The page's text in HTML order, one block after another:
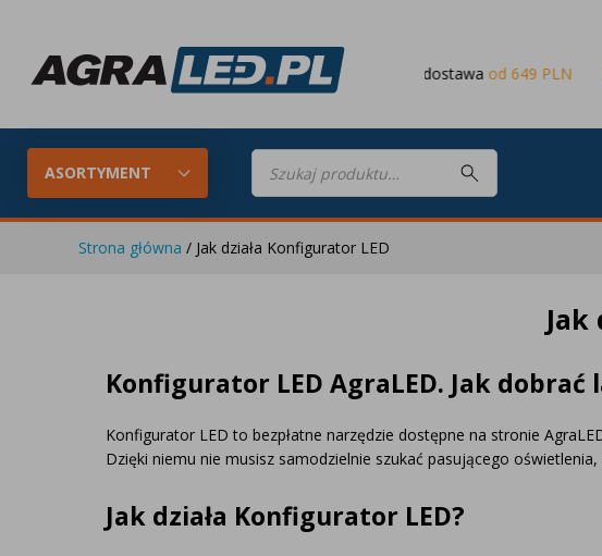
Darmowa dostawaod 649 PLN
ASORTYMENT
Wyszukiwarka
produktów
Lampy robocze LED
Lampy tylne LED Lampy przednie LED
Lampy ostrzegawcze
Lampy obrysowe i
pozycyjne LED
Strona główna / Jak działa Konfigurator LED
Jak
Konfigurator LED AgraLED. Jak
Konfigurator LED to bezpłatne narzędzie dostępne na stronie
Dzięki niemu nie musisz samodzielnie szukać pasującego
Jak działa Konfigurator LED?